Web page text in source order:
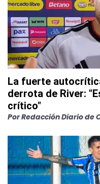
La fuerte
derrota de River:
crítico"
PorRedacción Diario de